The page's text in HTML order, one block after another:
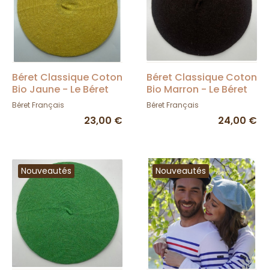
Béret Classique Coton
Bio Jaune - Le Béret
Français
Béret Français
23,00 €
Béret Classique Coton
Bio Marron - Le Béret
Français
Béret Français
24,00 €
Nouveautés Nouveautés